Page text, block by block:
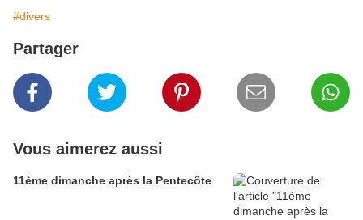
#divers
Partager
Vous aimerez aussi
11ème dimanche après la Pentecôte